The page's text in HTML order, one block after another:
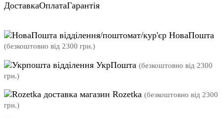
ДоставкаОплатаГарантія
відділення/поштомат/кур'єр НоваПошта
(безкоштовно від 2300 грн.)
відділення УкрПошта (безкоштовно від 2300
грн.)
магазин Rozetka (безкоштовно від 2300
грн.)